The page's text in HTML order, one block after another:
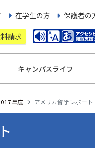
在学生の方 保護者の
請求
キャンパスライフ
年度 アメリカ留学レポート